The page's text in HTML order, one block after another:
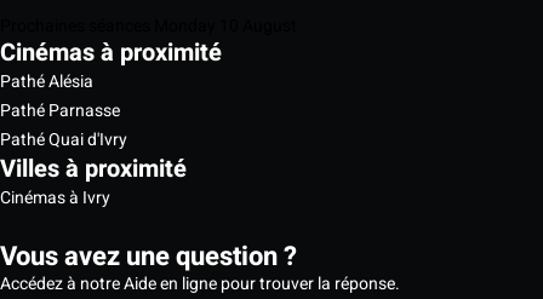
Cinémas à proximité
Pathé Alésia
Pathé Parnasse
Pathé Quai d'Ivry
Villes à proximité
Cinémas à Ivry
Vous avez une question ?
Accédez à notre Aide en ligne pour trouver la réponse.